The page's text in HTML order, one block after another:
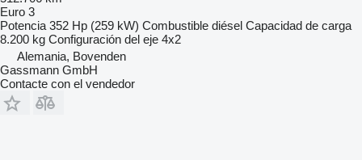
Euro 3
Potencia 352 Hp (259 kW) Combustible diésel Capacidad de carga
8.200 kg Configuración del eje 4x2
Alemania, Bovenden
Gassmann GmbH
Contacte con el vendedor